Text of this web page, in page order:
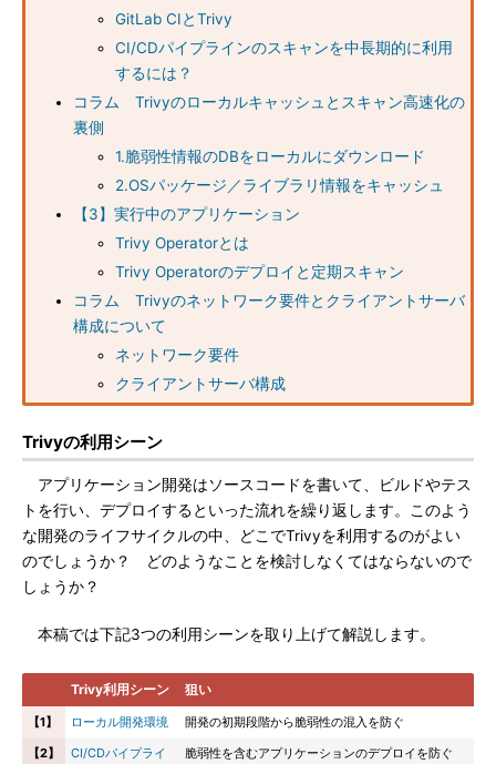
GitLab CIとTrivy
CI/CDパイプラインのスキャンを中長期的に利用
するには？
コラム Trivyのローカルキャッシュとスキャン高速化の
裏側
1.脆弱性情報のDBをローカルにダウンロード
2.OSパッケージ／ライブラリ情報をキャッシュ
【3】実行中のアプリケーション
Trivy Operatorとは
Trivy Operatorのデプロイと定期スキャン
コラム Trivyのネットワーク要件とクライアントサーバ
構成について
ネットワーク要件
クライアントサーバ構成
Trivyの利用シーン
アプリケーション開発はソースコードを書いて、ビルドやテス
トを行い、デプロイするといった流れを繰り返します。このよう
な開発のライフサイクルの中、どこでTrivyを利用するのがよい
のでしょうか？ どのようなことを検討しなくてはならないので
しょうか？
本稿では下記3つの利用シーンを取り上げて解説します。
Trivy利用シーン 狙い
【1】 ローカル開発環境
開発の初期段階から脆弱性の混入を防ぐ
【2】
CI/CDパイプライ
脆弱性を含むアプリケーションのデプロイを防ぐ